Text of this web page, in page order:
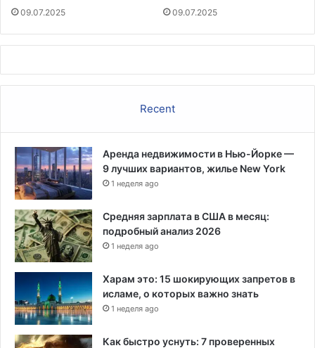
09.07.2025 09.07.2025
Recent
Аренда недвижимости в Нью-Йорке —
9 лучших вариантов, жилье New York
1 неделя ago
Средняя зарплата в США в месяц:
подробный анализ 2026
1 неделя ago
Харам это: 15 шокирующих запретов в
исламе, о которых важно знать
1 неделя ago
Как быстро уснуть: 7 проверенных